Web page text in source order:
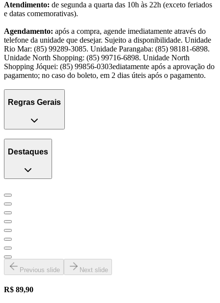
Atendimento: de segunda a quarta das 10h às 22h (exceto feriados
e datas comemorativas).
Agendamento: após a compra, agende imediatamente através do
telefone da unidade que desejar. Sujeito a disponibilidade. Unidade
Rio Mar: (85) 99289-3085. Unidade Parangaba: (85) 98181-6898.
Unidade North Shopping: (85) 99716-6898. Unidade North
Shopping Jóquei: (85) 99856-0303ediatamente após a aprovação do
pagamento; no caso do boleto, em 2 dias úteis após o pagamento.
Regras Gerais
Destaques
Previous slide Next slide
R$ 89,90